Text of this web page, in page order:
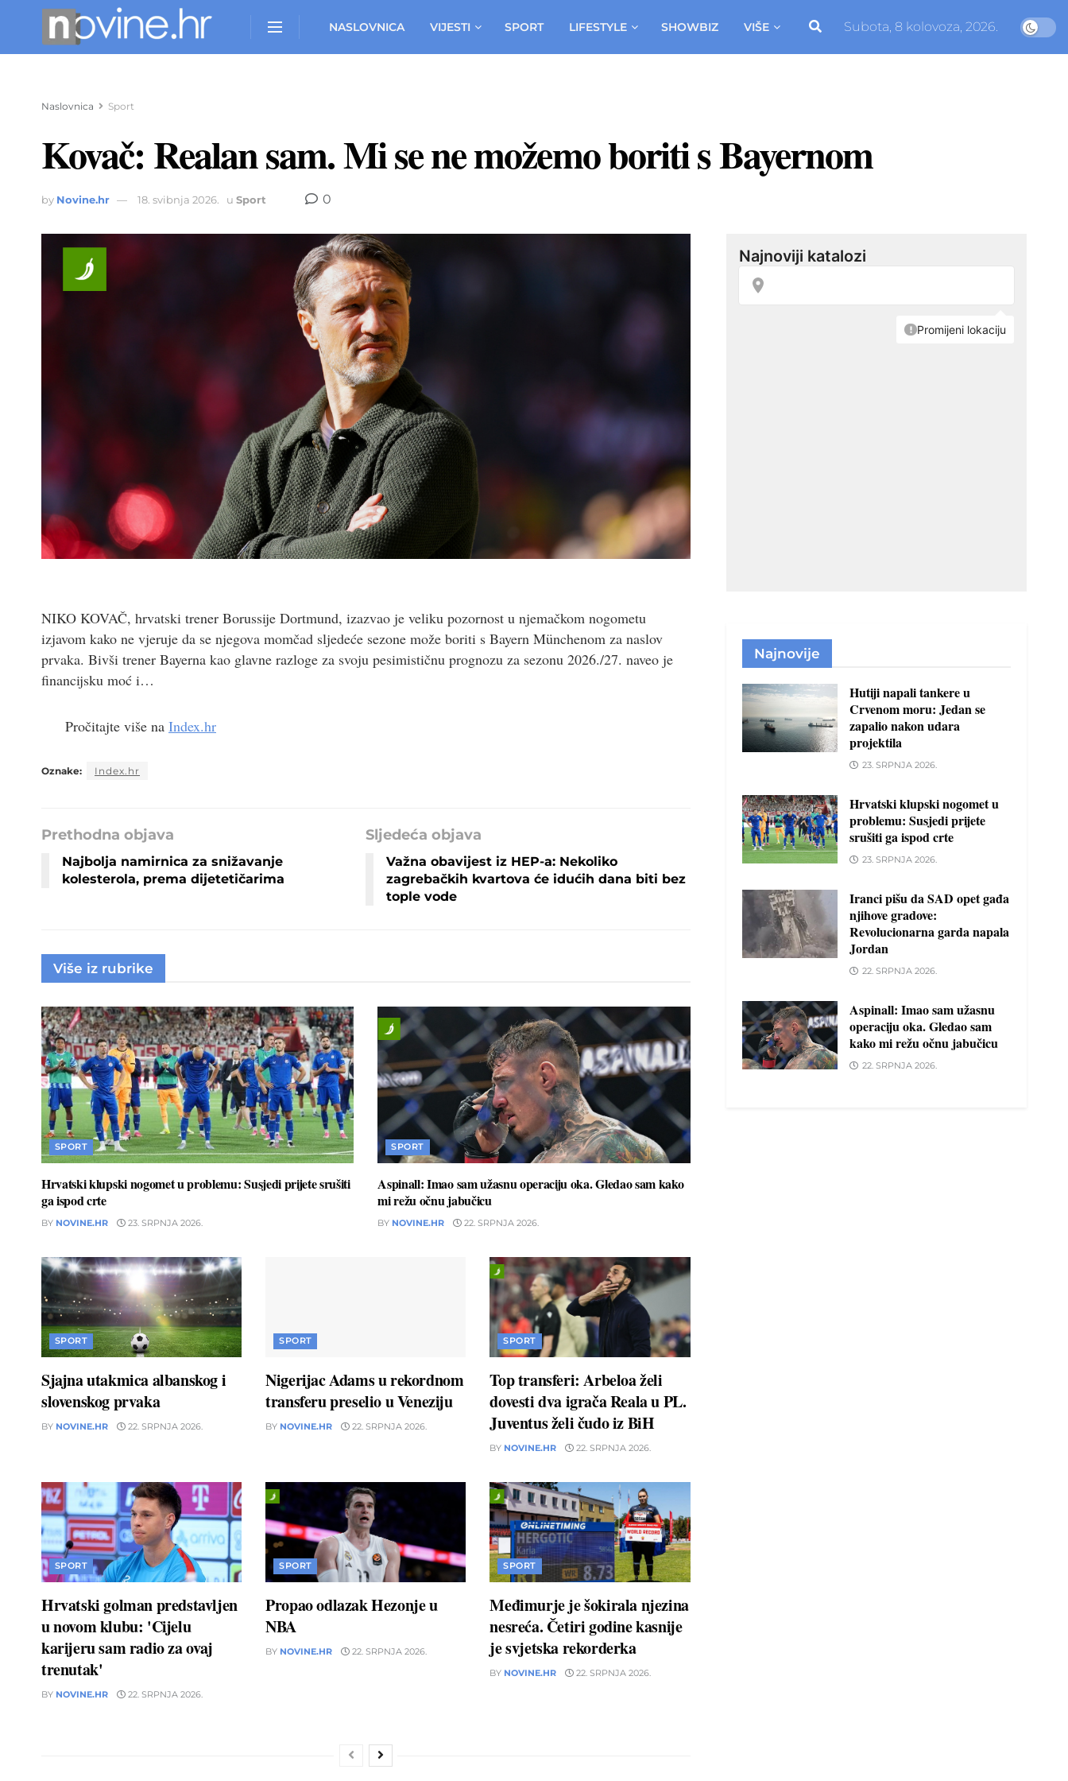
NASLOVNICA VIJESTI SPORT LIFESTYLE SHOWBIZ VIŠE Subota, 8 kolovoza, 2026.
Naslovnica Sport
Kovač: Realan sam. Mi se ne možemo boriti s Bayernom
by Novine.hr 18. svibnja 2026. u Sport 0
NIKO KOVAČ, hrvatski trener Borussije Dortmund, izazvao je veliku pozornost u njemačkom nogometu
izjavom kako ne vjeruje da se njegova momčad sljedeće sezone može boriti s Bayern Münchenom za naslov
prvaka. Bivši trener Bayerna kao glavne razloge za svoju pesimističnu prognozu za sezonu 2026./27. naveo je
financijsku moć i…
Pročitajte više na Index.hr
Oznake: Index.hr
Prethodna objava
Najbolja namirnica za snižavanje
kolesterola, prema dijetetičarima
Sljedeća objava
Važna obavijest iz HEP-a: Nekoliko
zagrebačkih kvartova će idućih dana biti bez
tople vode
Više iz rubrike
SPORT
Hrvatski klupski nogomet u problemu: Susjedi prijete srušiti
ga ispod crte
BY NOVINE.HR 23. SRPNJA 2026.
SPORT
Aspinall: Imao sam užasnu operaciju oka. Gledao sam kako
mi režu očnu jabučicu
BY NOVINE.HR 22. SRPNJA 2026.
SPORT
Sjajna utakmica albanskog i
slovenskog prvaka
BY NOVINE.HR 22. SRPNJA 2026.
SPORT
Nigerijac Adams u rekordnom
transferu preselio u Veneziju
BY NOVINE.HR 22. SRPNJA 2026.
SPORT
Top transferi: Arbeloa želi
dovesti dva igrača Reala u PL.
Juventus želi čudo iz BiH
BY NOVINE.HR 22. SRPNJA 2026.
SPORT
Hrvatski golman predstavljen
u novom klubu: 'Cijelu
karijeru sam radio za ovaj
trenutak'
BY NOVINE.HR 22. SRPNJA 2026.
SPORT
Propao odlazak Hezonje u
NBA
BY NOVINE.HR 22. SRPNJA 2026.
SPORT
Međimurje je šokirala njezina
nesreća. Četiri godine kasnije
je svjetska rekorderka
BY NOVINE.HR 22. SRPNJA 2026.
Najnovije
Hutiji napali tankere u
Crvenom moru: Jedan se
zapalio nakon udara
projektila
23. SRPNJA 2026.
Hrvatski klupski nogomet u
problemu: Susjedi prijete
srušiti ga ispod crte
23. SRPNJA 2026.
Iranci pišu da SAD opet gađa
njihove gradove:
Revolucionarna garda napala
Jordan
22. SRPNJA 2026.
Aspinall: Imao sam užasnu
operaciju oka. Gledao sam
kako mi režu očnu jabučicu
22. SRPNJA 2026.